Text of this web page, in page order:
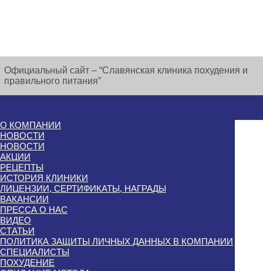
Официальный сайт – “Славянская клиника похудения и
правильного питания”
О КОМПАНИИ
НОВОСТИ
НОВОСТИ
АКЦИИ
РЕЦЕПТЫ
ИСТОРИЯ КЛИНИКИ
ЛИЦЕНЗИИ, СЕРТИФИКАТЫ, НАГРАДЫ
ВАКАНСИИ
ПРЕССА О НАС
ВИДЕО
СТАТЬИ
ПОЛИТИКА ЗАЩИТЫ ЛИЧНЫХ ДАННЫХ В КОМПАНИИ
СПЕЦИАЛИСТЫ
ПОХУДЕНИЕ